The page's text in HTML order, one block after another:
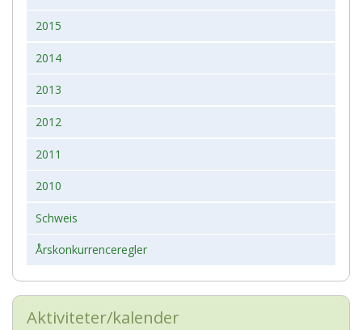
2015
2014
2013
2012
2011
2010
Schweis
Årskonkurrenceregler
Aktiviteter/kalender